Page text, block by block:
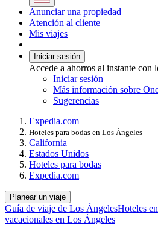
Anunciar una propiedad
Atención al cliente
Mis viajes
Iniciar sesión
Accede a ahorros al instante con
Iniciar sesión
Más información sobre
Sugerencias
Expedia.com
Hoteles para bodas en Los Ángeles
California
Estados Unidos
Hoteles para bodas
Expedia.com
Planear un viaje
Guía de viaje de Los ÁngelesHoteles
vacacionales en Los Ángeles